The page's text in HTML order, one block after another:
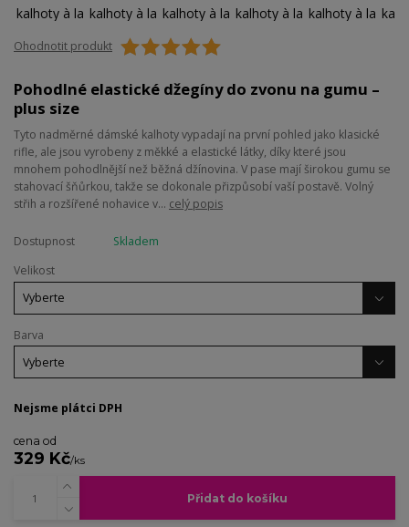
Ohodnotit produkt
Pohodlné elastické džegíny do zvonu na gumu –
plus size
Tyto nadměrné dámské kalhoty vypadají na první pohled jako klasické
rifle, ale jsou vyrobeny z měkké a elastické látky, díky které jsou
mnohem pohodlnější než běžná džínovina. V pase mají širokou gumu se
stahovací šňůrkou, takže se dokonale přizpůsobí vaší postavě. Volný
střih a rozšířené nohavice v... celý popis
Dostupnost
Skladem
Velikost
Barva
Nejsme plátci DPH
cena od
329 Kč/ks
Přidat do košíku